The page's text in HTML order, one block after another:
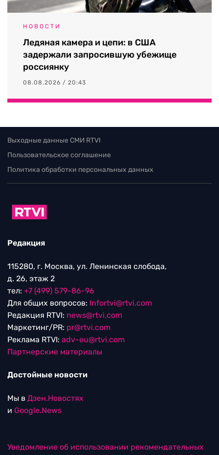
НОВОСТИ
Ледяная камера и цепи: в США
задержали запросившую убежище
россиянку
08.08.2026 / 20:43
Выходные данные СМИ RTVI
Пользовательское соглашение
Политика обработки персональных данных
Редакция
115280, г. Москва, ул. Ленинская слобода,
д. 26, этаж 2
тел: +7 (499) 579-86-96
Для общих вопросов: Infortvi@rtvi.com
Редакция RTVI: news@rtvi.com
Маркетинг/PR: pr@rtvi.com
Реклама RTVI: adv-eu@rtvi.com
Партнерские материалы
Достойные новости
Мы в Дзен.Новостях
и Google.News
Уведомление об использовании рекомендательных